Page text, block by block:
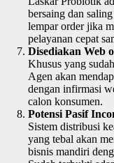
bersaing dan
lempar order jika
pelayanan cepat
Disediakan Web
Khusus yang
Agen akan
dengan infirmasi
calon konsumen.
Potensi Pasif
Sistem distribusi
yang tebal akan
bisnis mandiri